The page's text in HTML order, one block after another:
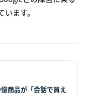
の
接続チーム組
ジェンティックコマ
ました。Alibabaは自
むのに対し、
トラフィックを取り